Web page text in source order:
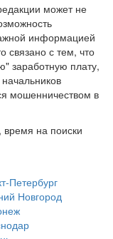
может не
информацией
связано с тем, что
заработную плату,
мошенничеством в
на поиски
Петербург
Новгород